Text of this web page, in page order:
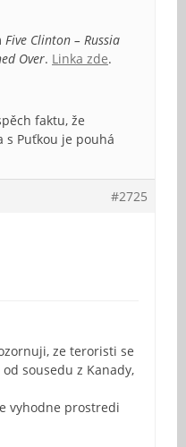
Five Clinton – Russia
Over. Linka zde.
faktu, že
Puťkou je pouhá
#2725
ze teroristi se
sousedu z Kanady,
vyhodne prostredi